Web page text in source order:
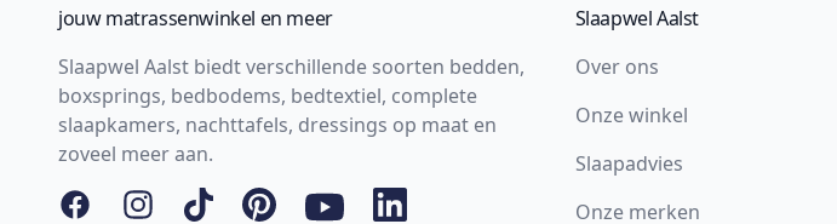
jouw matrassenwinkel en meer
Slaapwel Aalst biedt verschillende soorten bedden,
boxsprings, bedbodems, bedtextiel, complete
slaapkamers, nachttafels, dressings op maat en
zoveel meer aan.
FacebookInstagram
Tiktok PinterestYouTubeLinkedIn
Slaapwel Aalst
Over ons
Onze winkel
Slaapadvies
Onze merken